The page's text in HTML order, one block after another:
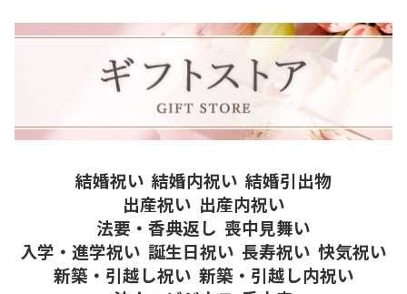
結婚祝い 結婚内祝い 結婚引出物
出産祝い 出産内祝い
法要・香典返し 喪中見舞い
入学・進学祝い 誕生日祝い 長寿祝い 快気祝い
新築・引越し祝い 新築・引越し内祝い